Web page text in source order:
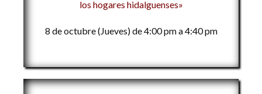
los hogares hidalguenses»
8 de octubre (Jueves) de 4:00 pm a 4:40 pm